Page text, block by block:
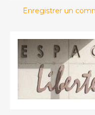
Enregistrer un